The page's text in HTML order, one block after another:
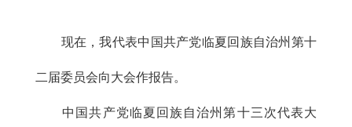
现在，我代表中国共产党临夏回族自治州第十
二届委员会向大会作报告。
中国共产党临夏回族自治州第十三次代表大